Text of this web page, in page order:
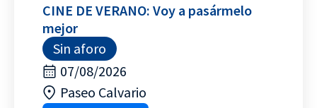
CINE DE VERANO: Voy a pasármelo
mejor
Sin aforo
07/08/2026
Paseo Calvario